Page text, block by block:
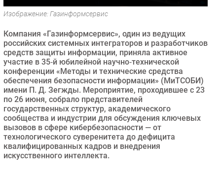
Безопасность
CIO/Управление ИТ
Гаджеты
Здоровье
РАЗДЕЛЫ
Новости
Аналитика
Интервью
Мероприятия
Изображение: Газинформсервис
Компания «Газинформсервис», один из ведущих
российских системных интеграторов и разработчиков
средств защиты информации, приняла активное
участие в 35‑й юбилейной научно‑технической
конференции «Методы и технические средства
обеспечения безопасности информации» (МиТСОБИ)
имени П. Д. Зегжды. Мероприятие, проходившее с 23
по 26 июня, собрало представителей
государственных структур, академического
сообщества и индустрии для обсуждения ключевых
вызовов в сфере кибербезопасности — от
технологического суверенитета до дефицита
квалифицированных кадров и внедрения
искусственного интеллекта.